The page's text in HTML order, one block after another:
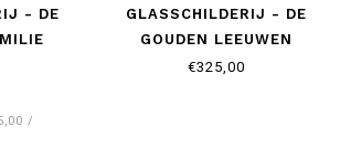
- DE
/
GLASSCHILDERIJ - DE
GOUDEN LEEUWEN
FAMILIE
€325,00